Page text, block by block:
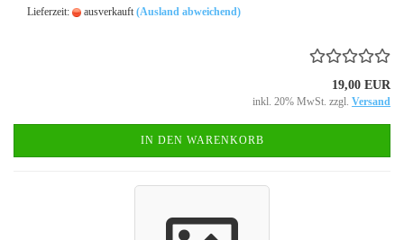
Lieferzeit: ausverkauft (Ausland abweichend)
19,00 EUR
inkl. 20% MwSt. zzgl. Versand
IN DEN WARENKORB